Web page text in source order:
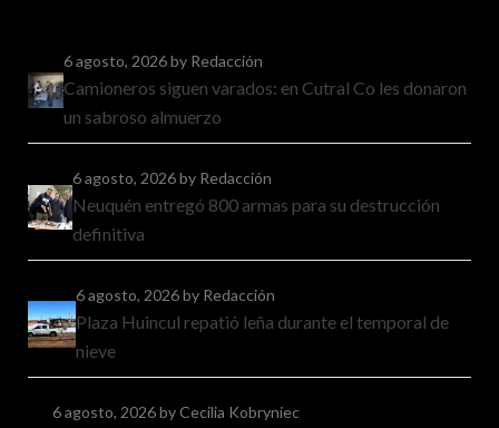
6 agosto, 2026by Redacción
Camioneros siguen varados: en Cutral Co les donaron
un sabroso almuerzo
6 agosto, 2026by Redacción
Neuquén entregó 800 armas para su destrucción
definitiva
6 agosto, 2026by Redacción
Plaza Huincul repatió leña durante el temporal de
nieve
6 agosto, 2026by Cecilia Kobryniec